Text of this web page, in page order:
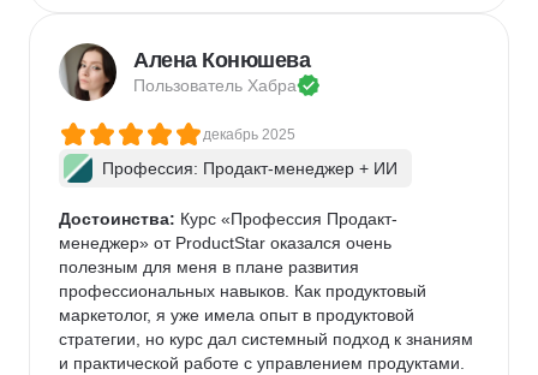
Алена Конюшева
Пользователь Хабра
декабрь 2025
Профессия: Продакт-менеджер + ИИ
Достоинства: Курс «Профессия Продакт-
менеджер» от ProductStar оказался очень
полезным для меня в плане развития
профессиональных навыков. Как продуктовый
маркетолог, я уже имела опыт в продуктовой
стратегии, но курс дал системный подход к знаниям
и практической работе с управлением продуктами.